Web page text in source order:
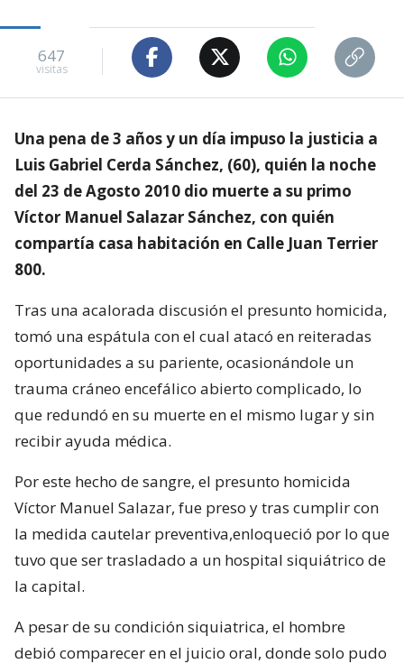
647
visitas
Una pena de 3 años y un día impuso la justicia a
Luis Gabriel Cerda Sánchez, (60), quién la noche
del 23 de Agosto 2010 dio muerte a su primo
Víctor Manuel Salazar Sánchez, con quién
compartía casa habitación en Calle Juan Terrier
800.
Tras una acalorada discusión el presunto homicida,
tomó una espátula con el cual atacó en reiteradas
oportunidades a su pariente, ocasionándole un
trauma cráneo encefálico abierto complicado, lo
que redundó en su muerte en el mismo lugar y sin
recibir ayuda médica.
Por este hecho de sangre, el presunto homicida
Víctor Manuel Salazar, fue preso y tras cumplir con
la medida cautelar preventiva,enloqueció por lo que
tuvo que ser trasladado a un hospital siquiátrico de
la capital.
A pesar de su condición siquiatrica, el hombre
debió comparecer en el juicio oral, donde solo pudo